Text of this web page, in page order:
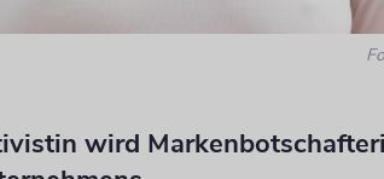
wird